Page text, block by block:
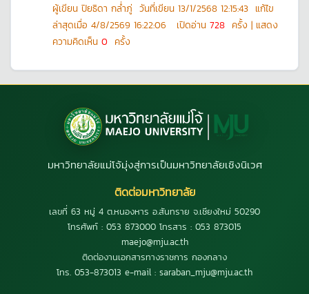
ผู้เขียน ปิยธิดา กล่ำภู่ วันที่เขียน 13/1/2568 12:15:43 แก้ไข
ล่าสุดเมื่อ 4/8/2569 16:22:06 เปิดอ่าน 728 ครั้ง | แสดง
ความคิดเห็น 0 ครั้ง
มหาวิทยาลัยแม่โจ้มุ่งสู่การเป็นมหาวิทยาลัยเชิงนิเวศ
ติดต่อมหาวิทยาลัย
เลขที่ 63 หมู่ 4 ต.หนองหาร อ.สันทราย จ.เชียงใหม่ 50290
โทรศัพท์ : 053 873000 โทรสาร : 053 873015
maejo@mju.ac.th
ติดต่องานเอกสารทางราชการ กองกลาง
โทร. 053-873013 e-mail : saraban_mju@mju.ac.th